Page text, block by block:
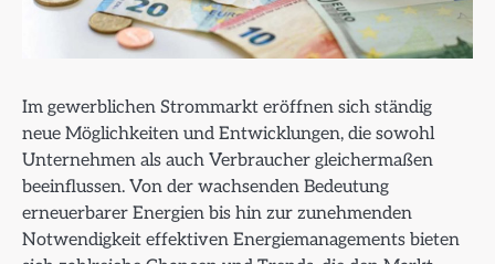
Im gewerblichen Strommarkt eröffnen sich ständig
neue Möglichkeiten und Entwicklungen, die sowohl
Unternehmen als auch Verbraucher gleichermaßen
beeinflussen. Von der wachsenden Bedeutung
erneuerbarer Energien bis hin zur zunehmenden
Notwendigkeit effektiven Energiemanagements bieten